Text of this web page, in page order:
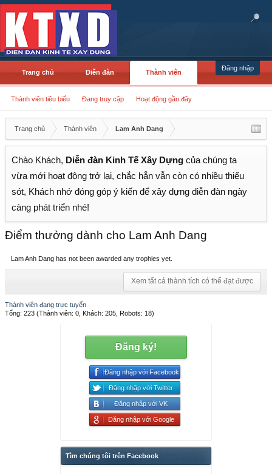
Đăng nhập
Trang chủ Diễn đàn Thành viên
Thành viên tiêu biểu Đang truy cập Hoạt động gần đây
Trang chủ Thành viên Lam Anh Dang
Chào Khách, Diễn đàn Kinh Tế Xây Dựng của chúng ta
vừa mới hoạt động trở lại, chắc hẳn vẫn còn có nhiều thiếu
sót, Khách nhớ đóng góp ý kiến để xây dựng diễn đàn ngày
càng phát triển nhé!
Điểm thưởng dành cho Lam Anh Dang
Lam Anh Dang has not been awarded any trophies yet.
Xem tất cả thành tích có thể đạt được
Thành viên đang trực tuyến
Tổng: 223 (Thành viên: 0, Khách: 205, Robots: 18)
Đăng ký!
Đăng nhập với Facebook
Đăng nhập với Twitter
Đăng nhập với VK
Đăng nhập với Google
Tìm chúng tôi trên Facebook